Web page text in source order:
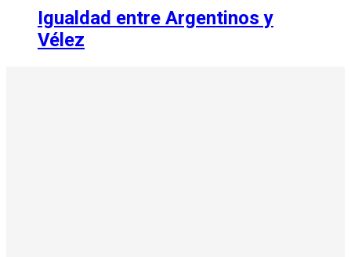
Igualdad entre Argentinos y
Vélez